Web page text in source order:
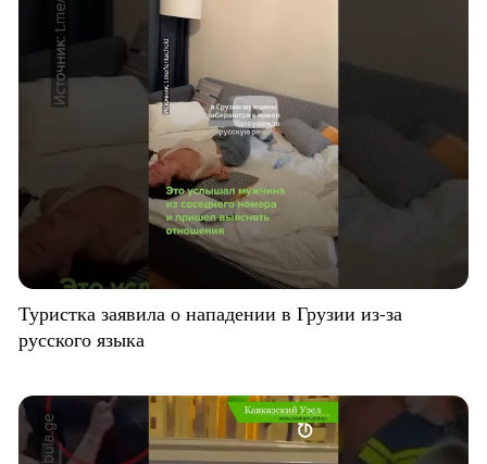
Туристка заявила о нападении в Грузии из-за
русского языка